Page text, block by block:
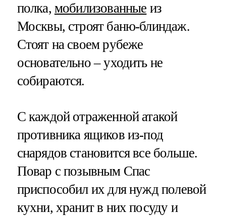
полка, мобилизованные из
Москвы, строят баню-блиндаж.
Стоят на своем рубеже
основательно – уходить не
собираются.
С каждой отраженной атакой
противника ящиков из-под
снарядов становится все больше.
Повар с позывным Спас
приспособил их для нужд полевой
кухни, хранит в них посуду и